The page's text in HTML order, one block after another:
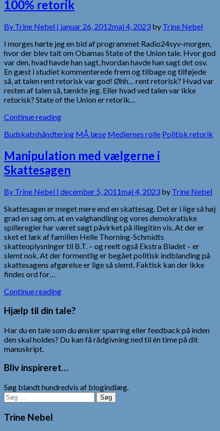
100% retorik
By Trine Nebel | januar 26, 2012maj 4, 2023 by Trine Nebel
I morges hørte jeg en bid af programmet Radio24syv-morgen,
hvor der blev talt om Obamas State of the Union tale. Hvor god
var den, hvad havde han sagt, hvordan havde han sagt det osv.
En gæst i studiet kommenterede frem og tilbage og tilføjede
så, at talen rent retorisk var god! Øhh… rent retorisk? Hvad var
resten af talen så, tænkte jeg. Eller hvad ved talen var ikke
retorisk? State of the Union er retorik…
Continue reading
Budskabshåndtering MÅ læse Mediernes rolle Politisk retorik
Manipulation med vælgerne i
Skattesagen
By Trine Nebel | december 5, 2011maj 4, 2023 by Trine Nebel
Skattesagen er meget mere end en skattesag. Det er i lige så høj
grad en sag om, at en valghandling og vores demokratiske
spilleregler har været søgt påvirket på illegitim vis. At der er
sket et læk af familien Helle Thorning-Schmidts
skatteoplysninger til B.T. – og reelt også Ekstra Bladet – er
slemt nok. At der formentlig er begået politisk indblanding på
skattesagens afgørelse er lige så slemt. Faktisk kan der ikke
findes ord for…
Continue reading
Hjælp til din tale?
Har du en tale som du ønsker sparring eller feedback på inden
den skal holdes? Du kan få rådgivning ned til én time på dit
manuskript.
Bliv inspireret…
Søg blandt hundredvis af blogindlæg.
Søg
efter:
Trine Nebel